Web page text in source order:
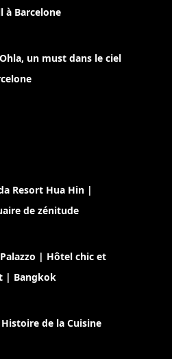
à Barcelone
un must dans le ciel
Resort Hua Hin |
de zénitude
| Hôtel chic et
| Bangkok
de la Cuisine